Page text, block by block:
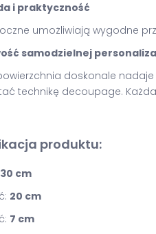
i praktyczność
umożliwiają wygodne
samodzielnej
doskonale
technikę decoupage.
produktu:
30 cm
20 cm
7 cm